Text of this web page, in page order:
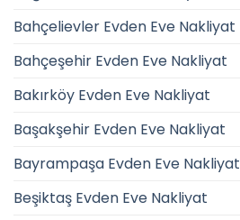
Bahçelievler Evden Eve Nakliyat
Bahçeşehir Evden Eve Nakliyat
Bakırköy Evden Eve Nakliyat
Başakşehir Evden Eve Nakliyat
Bayrampaşa Evden Eve Nakliyat
Beşiktaş Evden Eve Nakliyat